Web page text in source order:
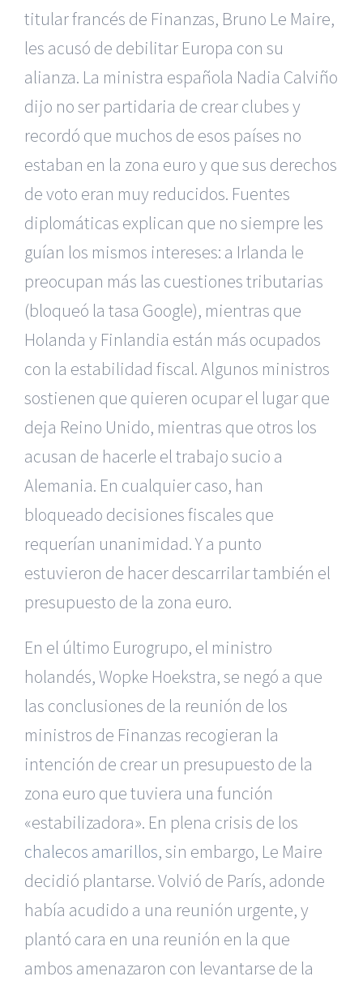
titular francés de Finanzas, Bruno Le Maire,
les acusó de debilitar Europa con su
alianza. La ministra española Nadia Calviño
dijo no ser partidaria de crear clubes y
recordó que muchos de esos países no
estaban en la zona euro y que sus derechos
de voto eran muy reducidos. Fuentes
diplomáticas explican que no siempre les
guían los mismos intereses: a Irlanda le
preocupan más las cuestiones tributarias
(bloqueó la tasa Google), mientras que
Holanda y Finlandia están más ocupados
con la estabilidad fiscal. Algunos ministros
sostienen que quieren ocupar el lugar que
deja Reino Unido, mientras que otros los
acusan de hacerle el trabajo sucio a
Alemania. En cualquier caso, han
bloqueado decisiones fiscales que
requerían unanimidad. Y a punto
estuvieron de hacer descarrilar también el
presupuesto de la zona euro.
En el último Eurogrupo, el ministro
holandés, Wopke Hoekstra, se negó a que
las conclusiones de la reunión de los
ministros de Finanzas recogieran la
intención de crear un presupuesto de la
zona euro que tuviera una función
«estabilizadora». En plena crisis de los
chalecos amarillos, sin embargo, Le Maire
decidió plantarse. Volvió de París, adonde
había acudido a una reunión urgente, y
plantó cara en una reunión en la que
ambos amenazaron con levantarse de la